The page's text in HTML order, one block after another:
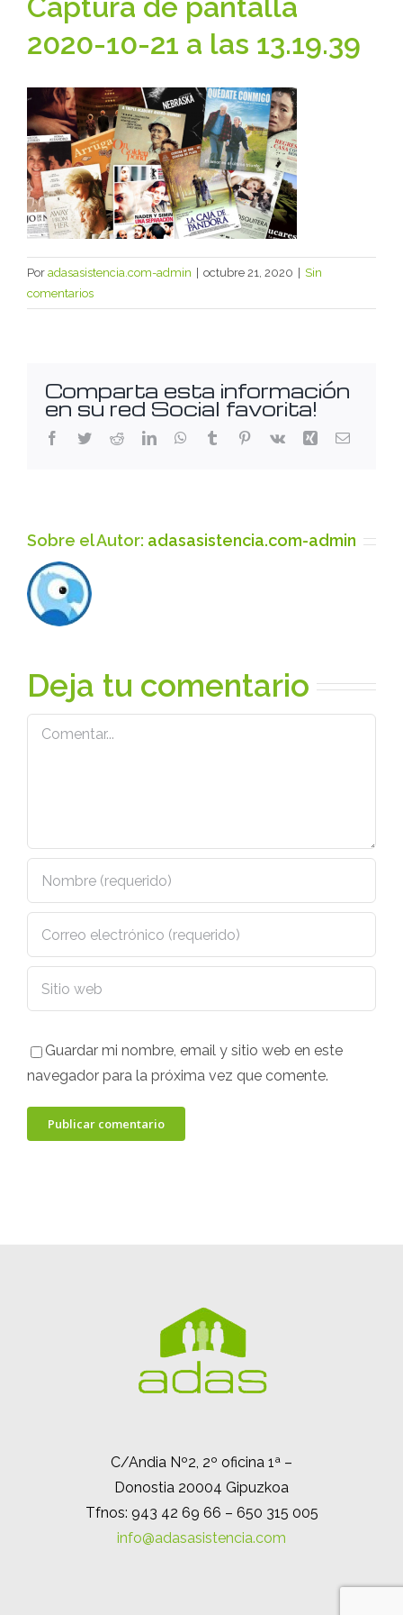
Captura de pantalla
2020-10-21 a las 13.19.39
Por adasasistencia.com-admin octubre 21, 2020
Sin
comentarios
Comparta esta información
en su red Social favorita!
Facebook
TwitterRedditLinkedInWhatsApp
Tumblr Pinterest
Vk Xing Correo
Sobre el Autor: adasasistencia.com-admin
Deja tu comentario
Comentar
Guardar mi nombre, email y sitio web en este
navegador para la próxima vez que comente.
C/Andia Nº2, 2º oficina 1ª –
Donostia 20004 Gipuzkoa
Tfnos: 943 42 69 66 – 650 315 005
info@adasasistencia.com